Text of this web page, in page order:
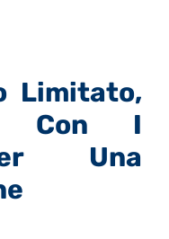
Limitato,
Con I
Una